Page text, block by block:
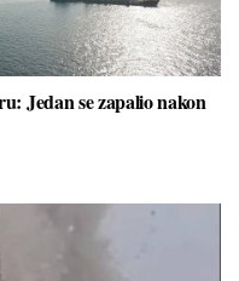
Jedan se zapalio nakon